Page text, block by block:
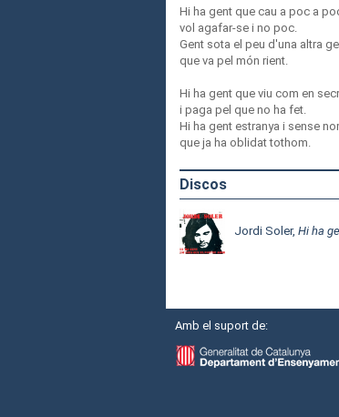
Hi ha gent que cau a poc a
vol agafar-se i no poc.
Gent sota el peu d'una altra
que va pel món rient.
Hi ha gent que viu com en
i paga pel que no ha fet.
Hi ha gent estranya i sense
que ja ha oblidat tothom.
Discos
Jordi Soler, Hi ha
Amb el suport de: